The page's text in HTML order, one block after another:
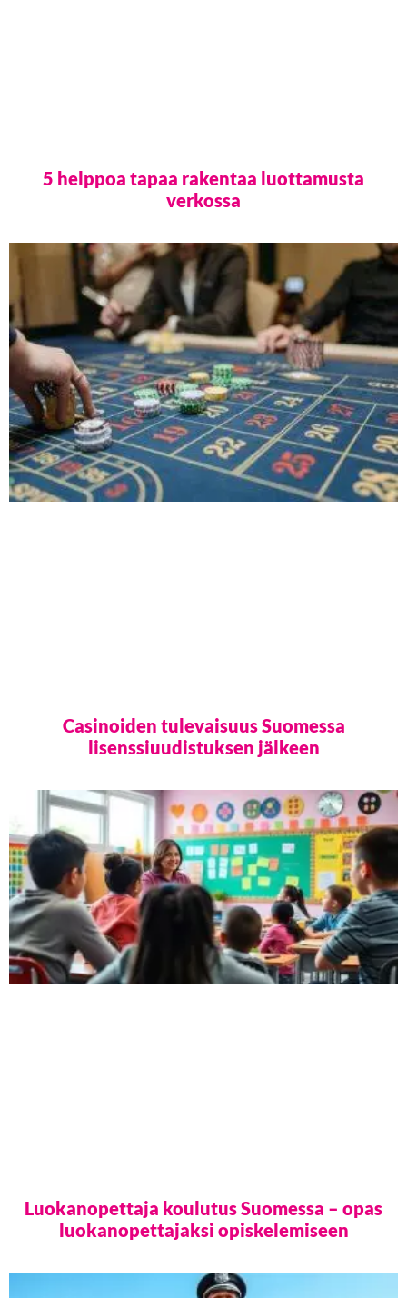
5 helppoa tapaa rakentaa luottamusta
verkossa
Casinoiden tulevaisuus Suomessa
lisenssiuudistuksen jälkeen
Luokanopettaja koulutus Suomessa – opas
luokanopettajaksi opiskelemiseen